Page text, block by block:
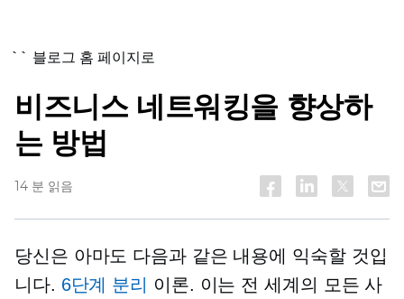
`` 블로그 홈 페이지로
비즈니스 네트워킹을 향상하
는 방법
14 분 읽음
당신은 아마도 다음과 같은 내용에 익숙할 것입
니다. 6단계 분리
이론. 이는 전 세계의 모든 사